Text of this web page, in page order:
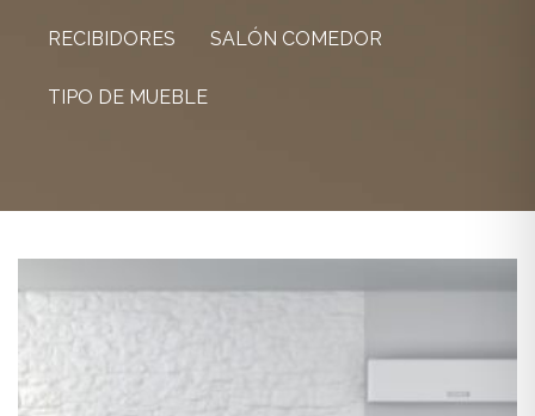
RECIBIDORES SALÓN COMEDOR
TIPO DE MUEBLE